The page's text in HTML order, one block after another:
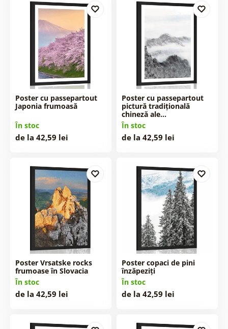
Poster cu passepartout
Japonia frumoasă
În stoc
de la 42,59 lei
Poster cu passepartout
pictură tradițională
chineză ale…
În stoc
de la 42,59 lei
Poster Vrsatske rocks
frumoase în Slovacia
În stoc
de la 42,59 lei
Poster copaci de pini
înzăpeziți
În stoc
de la 42,59 lei